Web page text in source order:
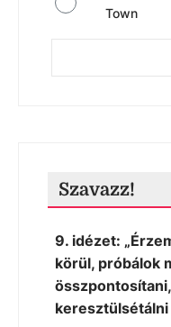
Town
Szavazz!
9. idézet:
körül, próbálok
keresztülsétálni